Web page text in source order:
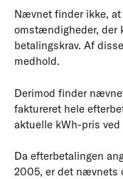
Nævnet finder ikke,
omstændigheder, der
betalingskrav. Af
medhold.
Derimod finder
faktureret hele
aktuelle kWh-pris
Da efterbetalingen
2005, er det nævnets